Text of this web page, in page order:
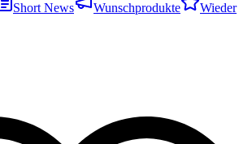
Short News Wunschprodukte
Wieder